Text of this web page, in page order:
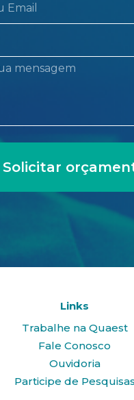
Solicitar
Links
Trabalhe na Quaest
Fale Conosco
Ouvidoria
Participe de Pesquisas